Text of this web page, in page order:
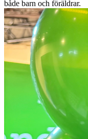
både barn och föräldrar.